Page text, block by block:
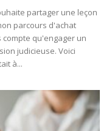
partager une leçon
parcours d'achat
compte qu'engager un
judicieuse. Voici
à...